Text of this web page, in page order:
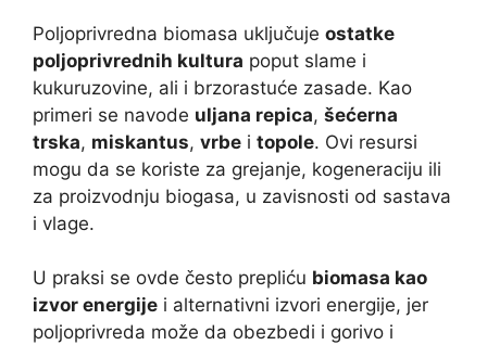
Poljoprivredna biomasa uključuje ostatke
poljoprivrednih kultura poput slame i
kukuruzovine, ali i brzorastuće zasade. Kao
primeri se navode uljana repica, šećerna
trska, miskantus, vrbe i topole. Ovi resursi
mogu da se koriste za grejanje, kogeneraciju ili
za proizvodnju biogasa, u zavisnosti od sastava
i vlage.
U praksi se ovde često prepliću biomasa kao
izvor energije i alternativni izvori energije, jer
poljoprivreda može da obezbedi i gorivo i